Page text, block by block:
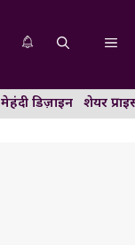
मेहंदी डिज़ाइन शेयर